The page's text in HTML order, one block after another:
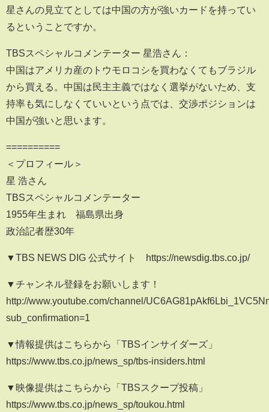
星さんの見立てとしては中国の方が強いカードを持ってい
るということですか。
TBSスペシャルコメンテーター 星浩さん：
中国はアメリカ産のトウモロコシを買わなくてもブラジル
から買える。中国は民主主義ではなく選挙がないため、支
持率も気にしなくていいという点では、交渉ポジションは
中国が強いと思います。
==========
＜プロフィール＞
星 浩さん
TBSスペシャルコメンテーター
1955年生まれ 福島県出身
政治記者歴30年
▼TBS NEWS DIG 公式サイト https://newsdig.tbs.co.jp/
▼チャンネル登録をお願いします！
http://www.youtube.com/channel/
sub_confirmation=1
▼情報提供はこちらから「TBSインサイダーズ」
https://www.tbs.co.jp/news_sp/tbs-insiders.html
▼映像提供はこちらから「TBSスクープ投稿」
https://www.tbs.co.jp/news_sp/toukou.html